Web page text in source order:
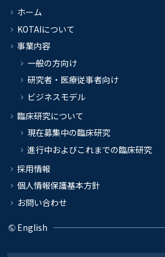
ホーム
KOTAIについて
事業内容
一般の方向け
研究者・医療従事者向け
ビジネスモデル
臨床研究について
現在募集中の臨床研究
進行中およびこれまでの臨床研究
採用情報
個人情報保護基本方針
お問い合わせ
English